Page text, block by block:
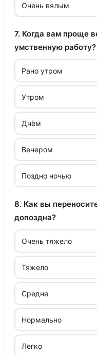
Очень вялым
7. Когда вам проще
умственную работу?
Рано утром
Утром
Днём
Вечером
Поздно ночью
8. Как вы
допоздна?
Очень тяжело
Тяжело
Средне
Нормально
Легко